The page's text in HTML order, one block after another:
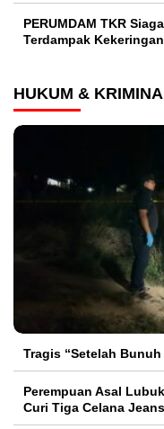
PERUMDAM TKR
Terdampak Kekeringan
HUKUM &
Tragis “Setelah
Perempuan Asal
Curi Tiga Celana